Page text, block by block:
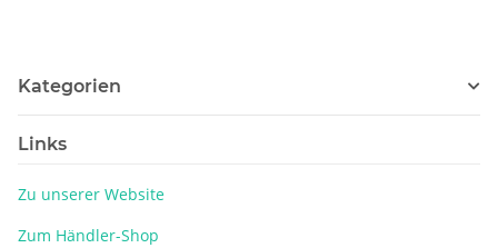
Kategorien
Links
Zu unserer Website
Zum Händler-Shop